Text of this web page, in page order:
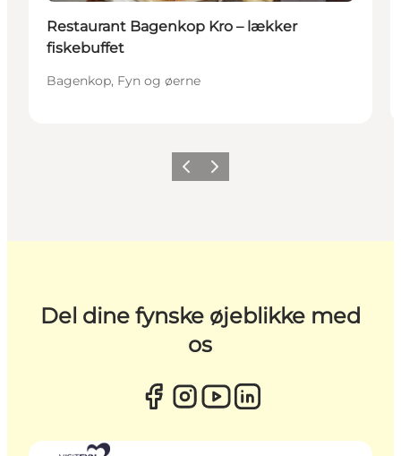
Restaurant Bagenkop Kro – lækker
fiskebuffet
Bagenkop, Fyn og øerne
ForrigeNæste
Del dine fynske øjeblikke med
os